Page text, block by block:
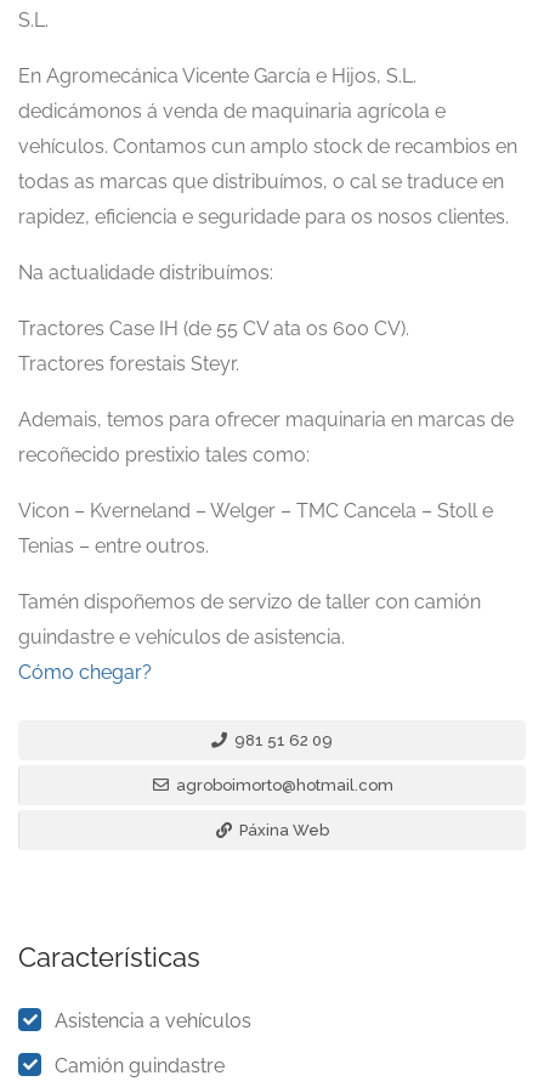
S.L.
En Agromecánica Vicente García e Hijos, S.L.
dedicámonos á venda de maquinaria agrícola e
vehículos. Contamos cun amplo stock de recambios en
todas as marcas que distribuímos, o cal se traduce en
rapidez, eficiencia e seguridade para os nosos clientes.
Na actualidade distribuímos:
Tractores Case IH (de 55 CV ata os 600 CV).
Tractores forestais Steyr.
Ademais, temos para ofrecer maquinaria en marcas de
recoñecido prestixio tales como:
Vicon – Kverneland – Welger – TMC Cancela – Stoll e
Tenias – entre outros.
Tamén dispoñemos de servizo de taller con camión
guindastre e vehículos de asistencia.
Cómo chegar?
981 51 62 09
​agroboimorto@hotmail.com
Páxina Web
Características
Asistencia a vehículos
Camión guindastre